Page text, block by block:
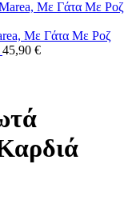
Με Γάτα Με Ροζ
45,90 €